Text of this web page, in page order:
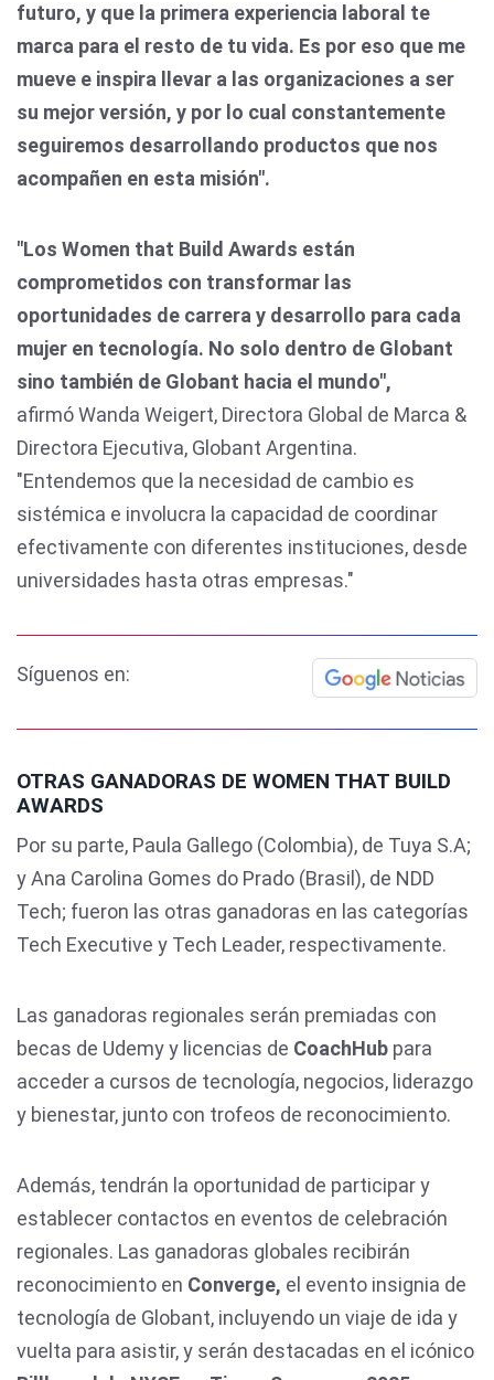
futuro, y que la primera experiencia laboral te
marca para el resto de tu vida. Es por eso que me
mueve e inspira llevar a las organizaciones a ser
su mejor versión, y por lo cual constantemente
seguiremos desarrollando productos que nos
acompañen en esta misión".
"Los Women that Build Awards están
comprometidos con transformar las
oportunidades de carrera y desarrollo para cada
mujer en tecnología. No solo dentro de Globant
sino también de Globant hacia el mundo",
afirmó Wanda Weigert, Directora Global de Marca &
Directora Ejecutiva, Globant Argentina.
"Entendemos que la necesidad de cambio es
sistémica e involucra la capacidad de coordinar
efectivamente con diferentes instituciones, desde
universidades hasta otras empresas."
Síguenos en:
OTRAS GANADORAS DE WOMEN THAT BUILD
AWARDS
Por su parte, Paula Gallego (Colombia), de Tuya S.A;
y Ana Carolina Gomes do Prado (Brasil), de NDD
Tech; fueron las otras ganadoras en las categorías
Tech Executive y Tech Leader, respectivamente.
Las ganadoras regionales serán premiadas con
becas de Udemy y licencias de CoachHub para
acceder a cursos de tecnología, negocios, liderazgo
y bienestar, junto con trofeos de reconocimiento.
Además, tendrán la oportunidad de participar y
establecer contactos en eventos de celebración
regionales. Las ganadoras globales recibirán
reconocimiento en Converge, el evento insignia de
tecnología de Globant, incluyendo un viaje de ida y
vuelta para asistir, y serán destacadas en el icónico